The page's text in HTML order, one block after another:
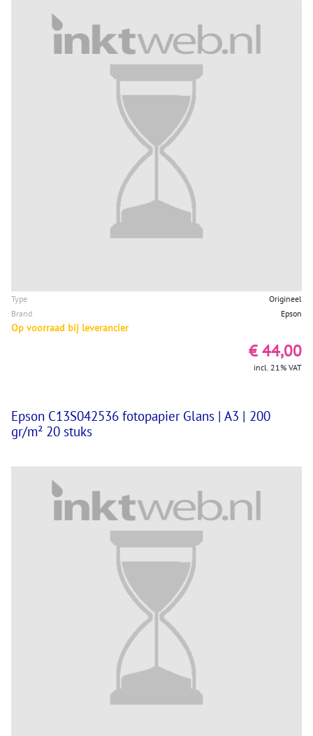
Type
Origineel
Brand
Epson
Op voorraad bij leverancier
€ 44,00
incl. 21% VAT
Epson C13S042536 fotopapier Glans | A3 | 200
gr/m² 20 stuks